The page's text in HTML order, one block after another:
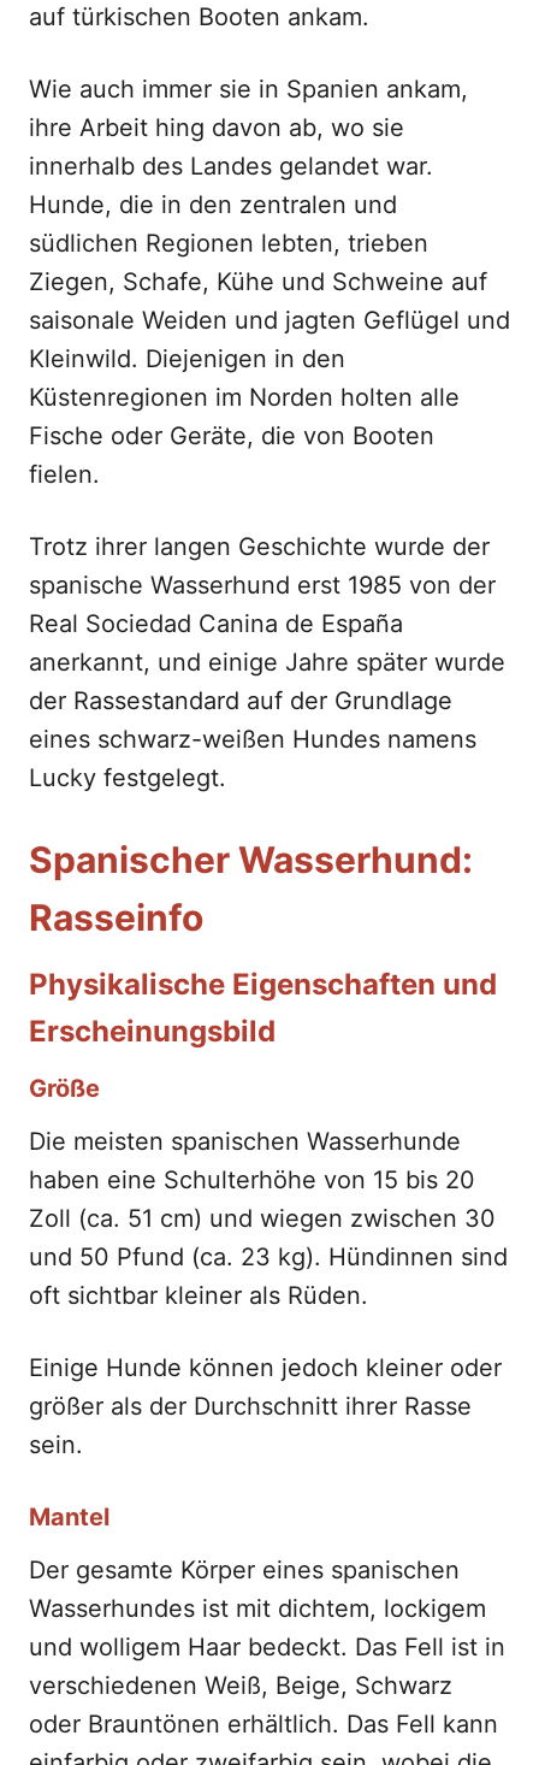
auf türkischen Booten ankam.
Wie auch immer sie in Spanien ankam,
ihre Arbeit hing davon ab, wo sie
innerhalb des Landes gelandet war.
Hunde, die in den zentralen und
südlichen Regionen lebten, trieben
Ziegen, Schafe, Kühe und Schweine auf
saisonale Weiden und jagten Geflügel und
Kleinwild. Diejenigen in den
Küstenregionen im Norden holten alle
Fische oder Geräte, die von Booten
fielen.
Trotz ihrer langen Geschichte wurde der
spanische Wasserhund erst 1985 von der
Real Sociedad Canina de España
anerkannt, und einige Jahre später wurde
der Rassestandard auf der Grundlage
eines schwarz-weißen Hundes namens
Lucky festgelegt.
Spanischer Wasserhund:
Rasseinfo
Physikalische Eigenschaften und
Erscheinungsbild
Größe
Die meisten spanischen Wasserhunde
haben eine Schulterhöhe von 15 bis 20
Zoll (ca. 51 cm) und wiegen zwischen 30
und 50 Pfund (ca. 23 kg). Hündinnen sind
oft sichtbar kleiner als Rüden.
Einige Hunde können jedoch kleiner oder
größer als der Durchschnitt ihrer Rasse
sein.
Mantel
Der gesamte Körper eines spanischen
Wasserhundes ist mit dichtem, lockigem
und wolligem Haar bedeckt. Das Fell ist in
verschiedenen Weiß, Beige, Schwarz
oder Brauntönen erhältlich. Das Fell kann